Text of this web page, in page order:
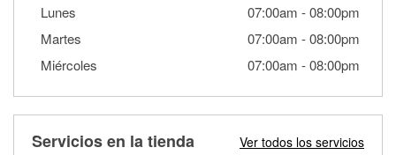
Lunes
07:00am -08:00pm
Martes
07:00am -08:00pm
Miércoles
07:00am -08:00pm
Servicios en la tienda Ver todos los servicios